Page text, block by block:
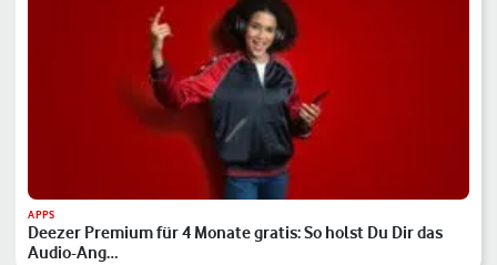
APPS
Deezer Premium für 4 Monate gratis: So holst Du Dir das
Audio-Ang…